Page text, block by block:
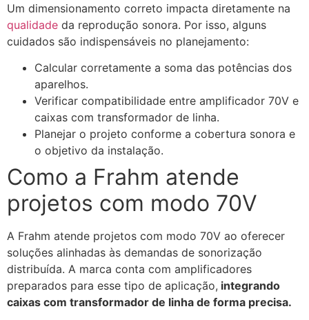
Um dimensionamento correto impacta diretamente na
qualidade da reprodução sonora. Por isso, alguns
cuidados são indispensáveis no planejamento:
Calcular corretamente a soma das potências dos
aparelhos.
Verificar compatibilidade entre amplificador 70V e
caixas com transformador de linha.
Planejar o projeto conforme a cobertura sonora e
o objetivo da instalação.
Como a Frahm atende
projetos com modo 70V
A Frahm atende projetos com modo 70V ao oferecer
soluções alinhadas às demandas de sonorização
distribuída. A marca conta com amplificadores
preparados para esse tipo de aplicação, integrando
caixas com transformador de linha de forma precisa.